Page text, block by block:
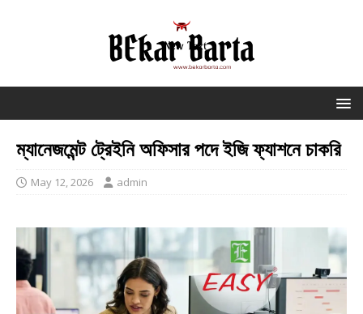
ম্যানেজমেন্ট ট্রেইনি অফিসার পদে ইজি ফ্যাশনে চাকরি
May 12, 2026 admin